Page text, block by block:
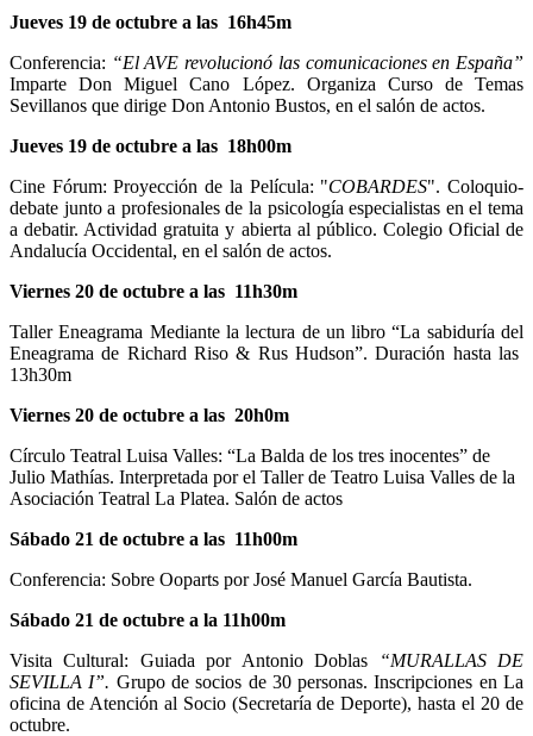
Jueves 19 de octubre a las 16h45m
Conferencia: “El AVE revolucionó las comunicaciones en España”
Imparte Don Miguel Cano López. Organiza Curso de Temas
Sevillanos que dirige Don Antonio Bustos, en el salón de actos.
Jueves 19 de octubre a las 18h00m
Cine Fórum: Proyección de la Película: "COBARDES". Coloquio-
debate junto a profesionales de la psicología especialistas en el tema
a debatir. Actividad gratuita y abierta al público. Colegio Oficial de
Andalucía Occidental, en el salón de actos.
Viernes 20 de octubre a las 11h30m
Taller Eneagrama Mediante la lectura de un libro “La sabiduría del
Eneagrama de Richard Riso & Rus Hudson”. Duración hasta las
13h30m
Viernes 20 de octubre a las 20h0m
Círculo Teatral Luisa Valles: “La Balda de los tres inocentes” de
Julio Mathías. Interpretada por el Taller de Teatro Luisa Valles de la
Asociación Teatral La Platea. Salón de actos
Sábado 21 de octubre a las 11h00m
Conferencia: Sobre Ooparts por José Manuel García Bautista.
Sábado 21 de octubre a la 11h00m
Visita Cultural: Guiada por Antonio Doblas “MURALLAS DE
SEVILLA I”. Grupo de socios de 30 personas. Inscripciones en La
oficina de Atención al Socio (Secretaría de Deporte), hasta el 20 de
octubre.